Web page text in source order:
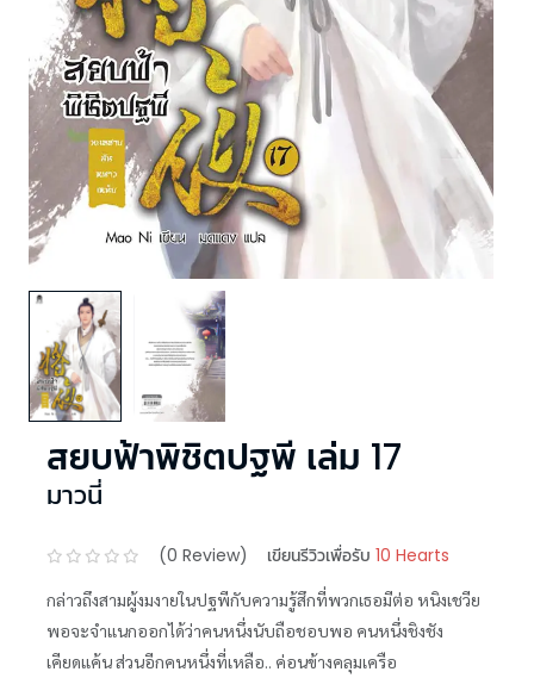
สยบฟ้าพิชิตปฐพี เล่ม 17
มาวนี่
(0 Review) เขียนรีวิวเพื่อรับ 10 Hearts
กล่าวถึงสามผู้งมงายในปฐพีกับความรู้สึกที่พวกเธอมีต่อ หนิงเชวีย
พอจะจำแนกออกได้ว่าคนหนึ่งนับถือชอบพอ คนหนึ่งชิงชัง
เคียดแค้น ส่วนอีกคนหนึ่งที่เหลือ.. ค่อนข้างคลุมเครือ